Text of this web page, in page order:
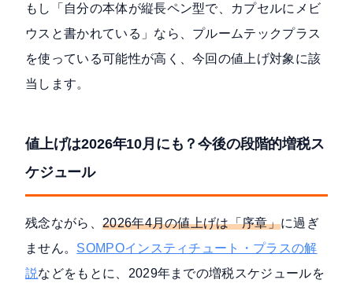
もし「自分の本体が縦長ペン型で、カプセルにメビ
ウスと書かれている」なら、プルームテックプラス
を使っている可能性が高く、今回の値上げ対象に該
当します。
値上げは2026年10月にも？今後の段階的増税ス
ケジュール
残念ながら、 2026年4月の値上げは「序章」に過ぎ
ません。 SOMPOインスティチュート・プラスの解
説などをもとに、2029年までの増税スケジュールを